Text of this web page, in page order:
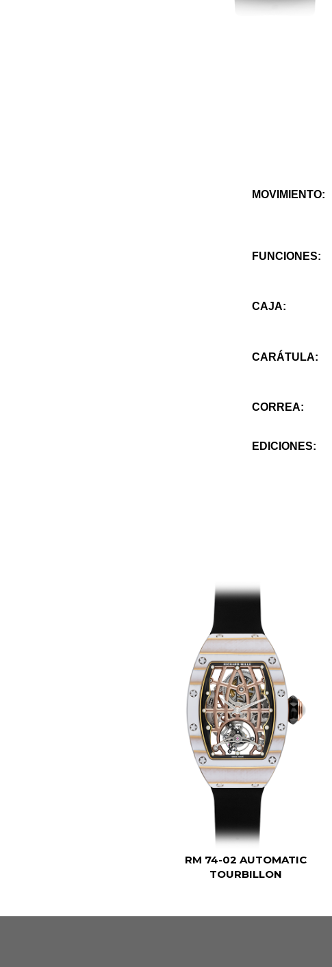
MOVIMIENTO:
FUNCIONES:
CAJA:
CARÁTULA:
CORREA:
EDICIONES:
RM 74-02 AUTOMATIC
TOURBILLON